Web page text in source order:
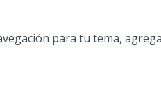
para tu tema,